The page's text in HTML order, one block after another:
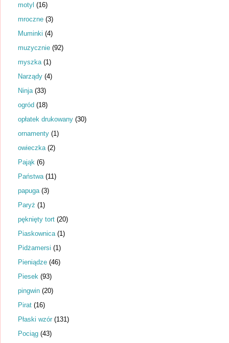
motyl (16)
mroczne (3)
Muminki (4)
muzycznie (92)
myszka (1)
Narządy (4)
Ninja (33)
ogród (18)
opłatek drukowany (30)
ornamenty (1)
owieczka (2)
Pająk (6)
Państwa (11)
papuga (3)
Paryż (1)
pęknięty tort (20)
Piaskownica (1)
Pidżamersi (1)
Pieniądze (46)
Piesek (93)
pingwin (20)
Pirat (16)
Płaski wzór (131)
Pociąg (43)